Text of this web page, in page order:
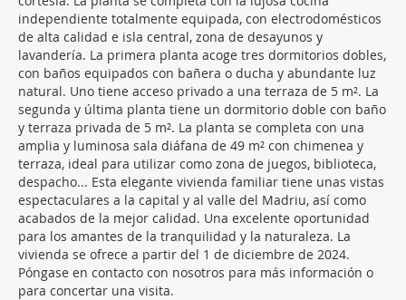
independiente totalmente equipada, con electrodomésticos
de alta calidad e isla central, zona de desayunos y
lavandería. La primera planta acoge tres dormitorios dobles,
con baños equipados con bañera o ducha y abundante luz
natural. Uno tiene acceso privado a una terraza de 5 m². La
segunda y última planta tiene un dormitorio doble con baño
y terraza privada de 5 m². La planta se completa con una
amplia y luminosa sala diáfana de 49 m² con chimenea y
terraza, ideal para utilizar como zona de juegos, biblioteca,
despacho... Esta elegante vivienda familiar tiene unas vistas
espectaculares a la capital y al valle del Madriu, así como
acabados de la mejor calidad. Una excelente oportunidad
para los amantes de la tranquilidad y la naturaleza. La
vivienda se ofrece a partir del 1 de diciembre de 2024.
Póngase en contacto con nosotros para más información o
para concertar una visita.